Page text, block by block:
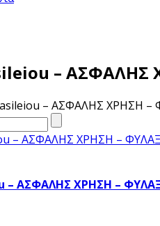
–
– ΑΣΦΑΛΗΣ ΧΡΗΣΗ
– ΑΣΦΑΛΗΣ ΧΡΗΣΗ –